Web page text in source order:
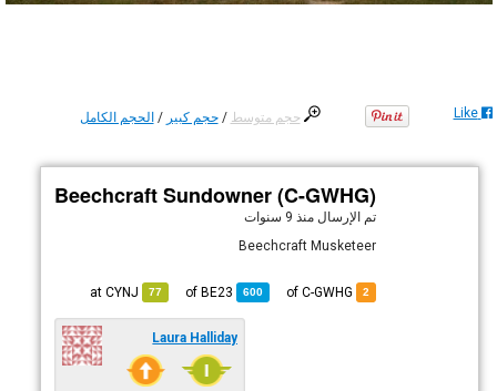
حجم متوسط /حجم كبير /الحجم الكامل Like
Beechcraft Sundowner (C-GWHG)
تم الإرسال منذ 9 سنوات
Beechcraft Musketeer
2
600
BE23
77
CYNJ
Laura Halliday